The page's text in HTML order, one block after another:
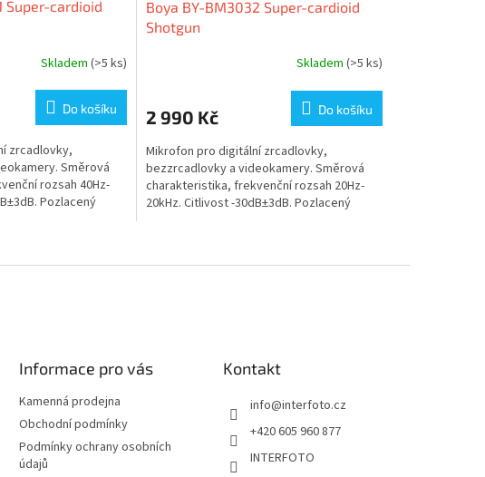
Super-cardioid
Skladem (>5 ks)
Do košíku
zrcadlovky,
Směrová
rozsah 40Hz-
Pozlacený
Boya BY-BM3032 Super-cardioid
Shotgun
Skladem (>5 ks)
2 990 Kč Do košíku
Mikrofon pro digitální zrcadlovky,
bezzrcadlovky a videokamery. Směrová
charakteristika, frekvenční rozsah 20Hz-
20kHz. Citlivost -30dB±3dB. Pozlacený
v
Informace pro vás
Kamenná prodejna
Obchodní podmínky
Podmínky ochrany osobních
údajů
Kontakt
info@interfoto.cz
+420 605 960 877
INTERFOTO